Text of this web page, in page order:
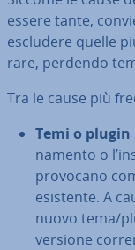
essere tante,
escludere quelle
rare, perdendo
Tra le cause più
Temi o
na­men­to o
provocano
esistente. A
nuovo tema/
versione